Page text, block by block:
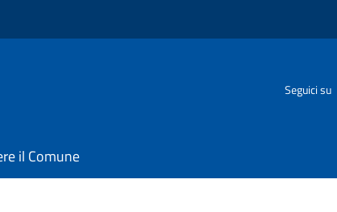
Seguici su
il Comune